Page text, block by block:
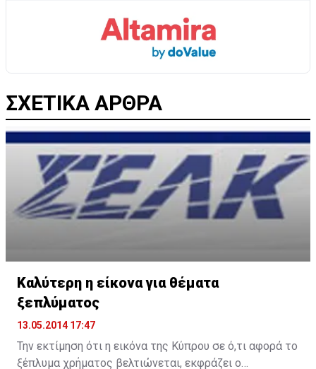
ΣΧΕΤΙΚΑ ΑΡΘΡΑ
Καλύτερη η είκονα για θέματα
ξεπλύματος
13.05.2014 17:47
Την εκτίμηση ότι η εικόνα της Κύπρου σε ό,τι αφορά το
ξέπλυμα χρήματος βελτιώνεται, εκφράζει ο